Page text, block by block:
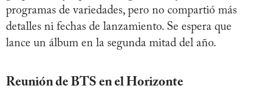
programas de variedades, pero no compartió más
detalles ni fechas de lanzamiento. Se espera que
lance un álbum en la segunda mitad del año.
Reunión de BTS en el Horizonte